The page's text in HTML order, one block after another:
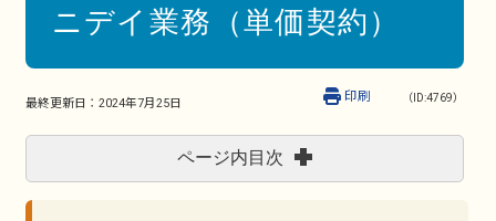
ニデイ業務（単価契約）
最終更新日： 2024年7月25日 （ID:4769）
印刷
ページ内目次